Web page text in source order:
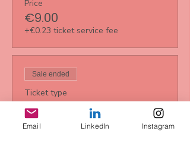
Price
€9.00
+€0.23 ticket service fee
Sale ended
Ticket type
5er Karte
More info
Email LinkedIn Instagram